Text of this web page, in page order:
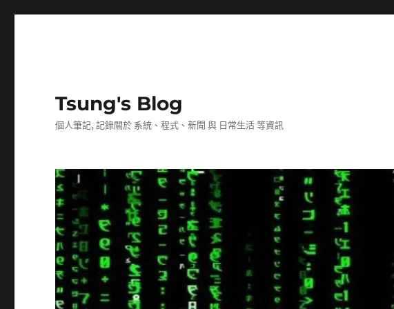
Tsung's Blog
個人筆記, 記錄關於 系統、程式、新聞 與 日常生活 等資訊